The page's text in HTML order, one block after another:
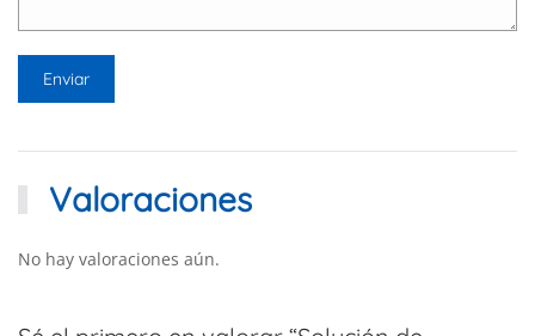
Valoraciones
No hay valoraciones aún.